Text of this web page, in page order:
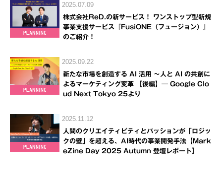
2025.07.09
株式会社ReD.の新サービス！ ワンストップ型新規
事業支援サービス『FusiONE（フュージョン）』
のご紹介！
2025.09.22
新たな市場を創造する AI 活用 ～人と AI の共創に
よるマーケティング変革 【後編】─ Google Clo
ud Next Tokyo 25より
2025.11.12
人間のクリエイティビティとパッションが「ロジッ
クの壁」を超える、AI時代の事業開発手法【Mark
eZine Day 2025 Autumn 登壇レポート】